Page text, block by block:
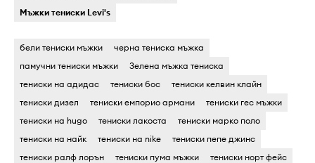
Мъжки тениски Levi's
бели тениски мъжки
черна тениска мъжка
памучни тениски мъжки
Зелена мъжка тениска
тениски на адидас
тениски бос
тениски келвин клайн
тениски дизел
тениски емпорио армани
тениски гес мъжки
тениски на hugo
тениски лакоста
тениски марко поло
тениски на найк
тениски на nike
тениски пепе джинс
тениски ралф лорън
тениски пума мъжки
тениски норт фейс